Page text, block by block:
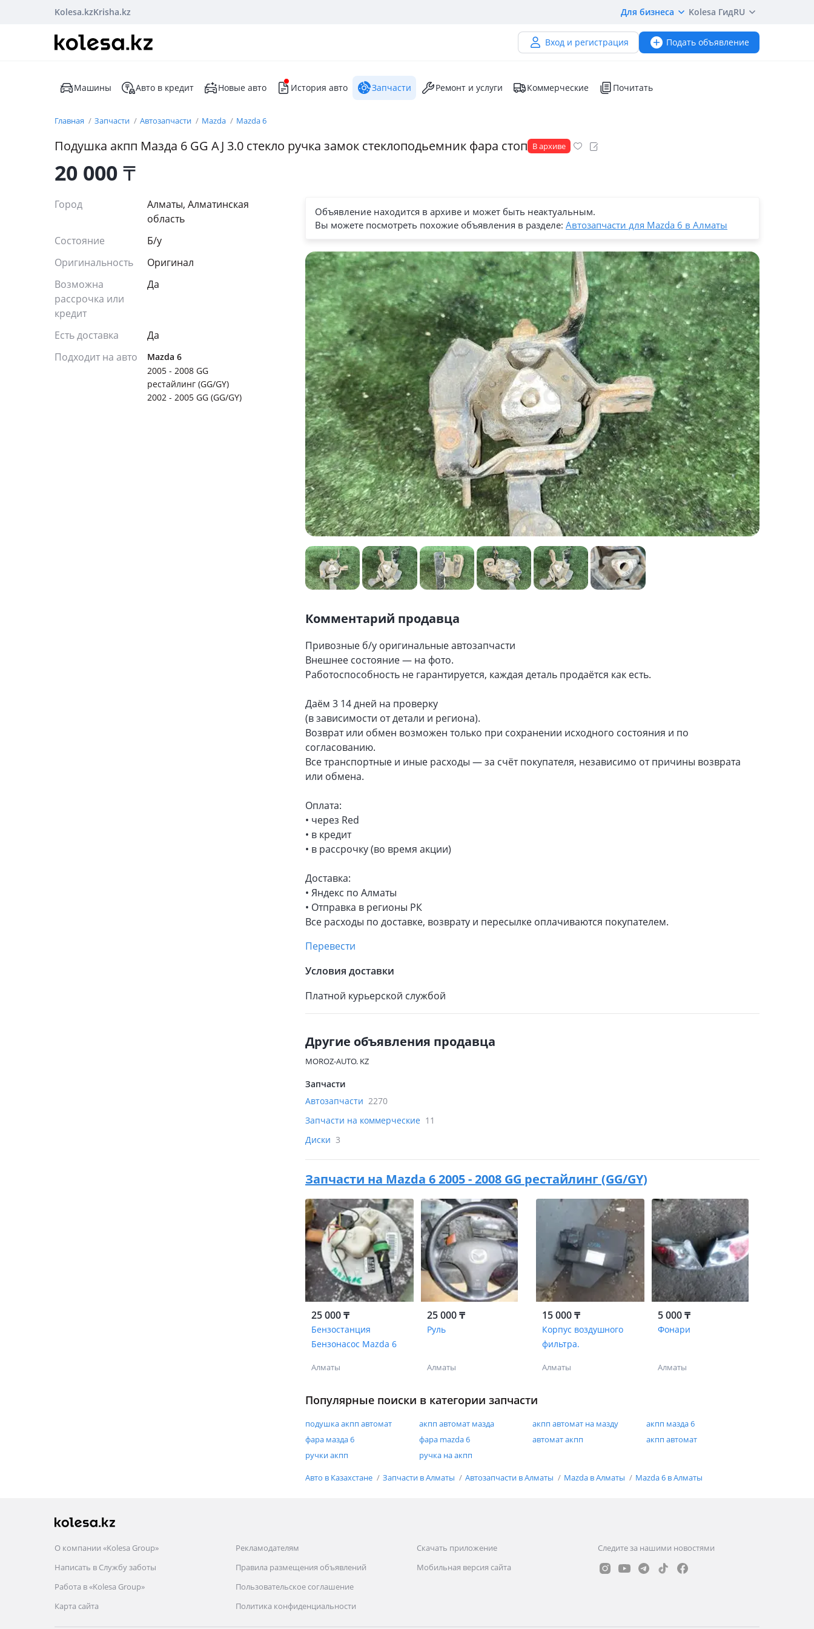
Kolesa.kzKrisha.kz Для бизнеса Kolesa ГидRU
Вход и регистрация Подать объявление
Машины Авто в кредит Новые авто История авто Запчасти Ремонт и услуги Коммерческие Почитать
Главная Запчасти Автозапчасти Mazda Mazda 6
Подушка акпп Мазда 6 GG AJ 3.0 стекло ручка замок стеклоподьемник фара стоп В архиве
20 000₸
Город
Алматы, Алматинская
область
Состояние
Б/y
Оригинальность
Оригинал
Возможна
рассрочка или
кредит
Да
Есть доставка
Да
Подходит на авто
Mazda 6
2005 - 2008 GG
рестайлинг (GG/GY)
2002 - 2005 GG (GG/GY)
Объявление находится в архиве и может быть неактуальным.
Вы можете посмотреть похожие объявления в разделе: Автозапчасти для Mazda 6 в Алматы
Комментарий продавца
Привозные б/у оригинальные автозапчасти
Внешнее состояние — на фото.
Работоспособность не гарантируется, каждая деталь продаётся как есть.
Даём 3 14 дней на проверку
(в зависимости от детали и региона).
Возврат или обмен возможен только при сохранении исходного состояния и по
согласованию.
Все транспортные и иные расходы — за счёт покупателя, независимо от причины возврата
или обмена.
Оплата:
• через Red
• в кредит
• в рассрочку (во время акции)
Доставка:
• Яндекс по Алматы
• Отправка в регионы РК
Все расходы по доставке, возврату и пересылке оплачиваются покупателем.
Перевести
Условия доставки
Платной курьерской службой
Другие объявления продавца
MOROZ-AUTO. KZ
Запчасти
Автозапчасти 2270
Запчасти на коммерческие 11
Диски 3
Запчасти на Mazda 6 2005 - 2008 GG рестайлинг (GG/GY)
25 000 ₸
Бензостанция
Бензонасос Mazda 6
Алматы
25 000 ₸
Руль
Алматы
15 000 ₸
Корпус воздушного
фильтра.
Алматы
5 000 ₸
Фонари
Алматы
Популярные поиски в категории запчасти
подушка акпп автомат акпп автомат мазда акпп автомат на мазду
акпп мазда 6
фара мазда 6
фара mazda 6 автомат акпп
акпп автомат
ручки акпп
ручка на акпп
Авто в Казахстане Запчасти в Алматы Автозапчасти в Алматы Mazda в Алматы Mazda 6 в Алматы
О компании «Kolesa Group»
Написать в Службу заботы
Работа в «Kolesa Group»
Карта сайта
Рекламодателям
Правила размещения объявлений
Пользовательское соглашение
Политика конфиденциальности
Скачать приложение
Мобильная версия сайта
Следите за нашими новостями